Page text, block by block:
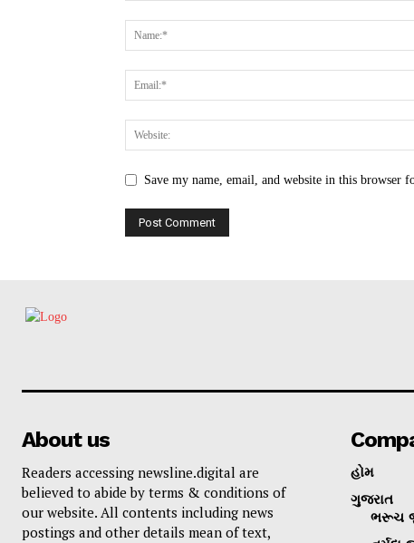
Save my name, email, and website in this browser
About us
Readers accessing newsline.digital are
believed to abide by terms & conditions of
our website. All contents including news
postings and other details mean of text,
હોમ
ગુજરાત
ભરૂચ